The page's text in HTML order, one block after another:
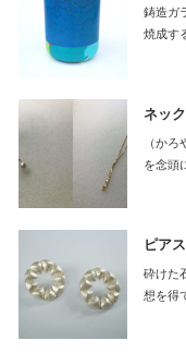
鋳造ガ
焼成す
ネッ
（か
を念頭
ピア
砕けた
想を得